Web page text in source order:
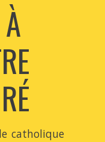
catholique